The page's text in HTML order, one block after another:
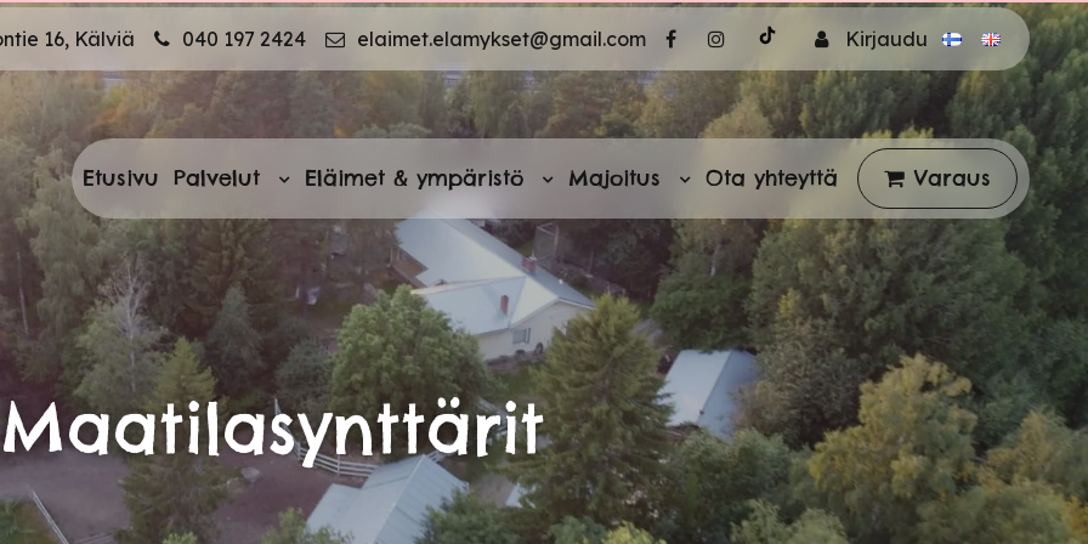
16, Kälviä
040 197 2424 elaimet.elamykset@gmail.com Kirjaudu
Etusivu Palvelut Eläimet & ympäristö Majoitus Ota yhteyttä Varaus
Maatilasynttärit